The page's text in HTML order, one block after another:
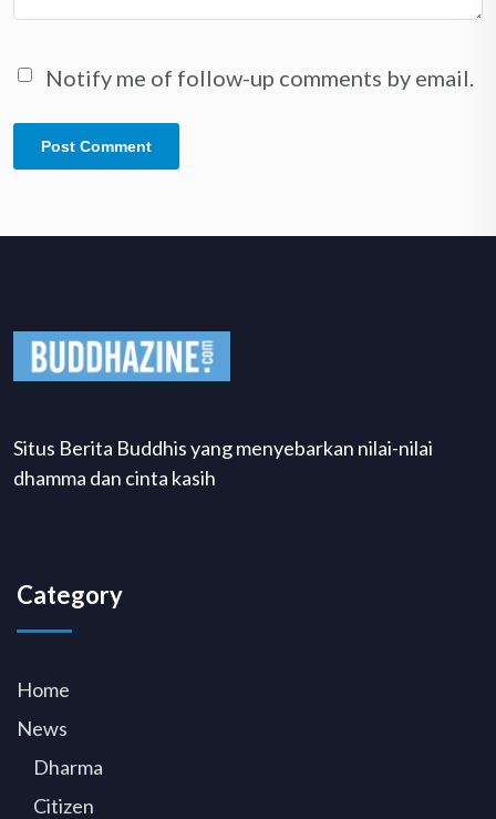
Notify me of follow-up comments by email.
Situs Berita Buddhis yang menyebarkan nilai-nilai
dhamma dan cinta kasih
Category
Home
News
Dharma
Citizen